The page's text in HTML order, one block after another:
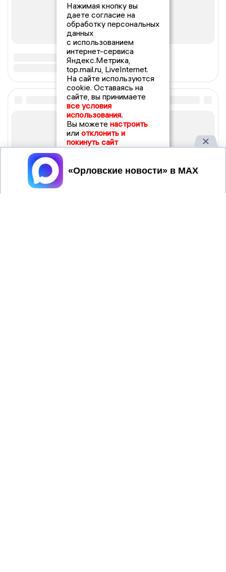
Нажимая кнопку вы
даете согласие на
обработку персональных
данных
с использованием
интернет-сервиса
Яндекс.Метрика,
top.mail.ru, LiveInternet.
На сайте используются
cookie. Оставаясь на
сайте, вы принимаете
все условия
использования.
Вы можете настроить
или отклонить и
покинуть сайт
Принять